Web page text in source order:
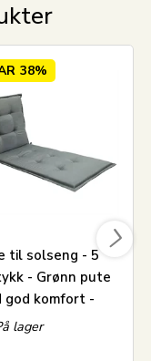
38%
til solseng - 5
- Grønn pute
god komfort -
til solvogn
lager